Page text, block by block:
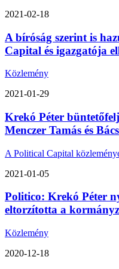
2021-02-18
A bíróság szerint is
Capital és igazgatója
Közlemény
2021-01-29
Krekó Péter
Menczer Tamás és
A Political Capital
2021-01-05
Politico: Krekó Péter
eltorzította a
Közlemény
2020-12-18